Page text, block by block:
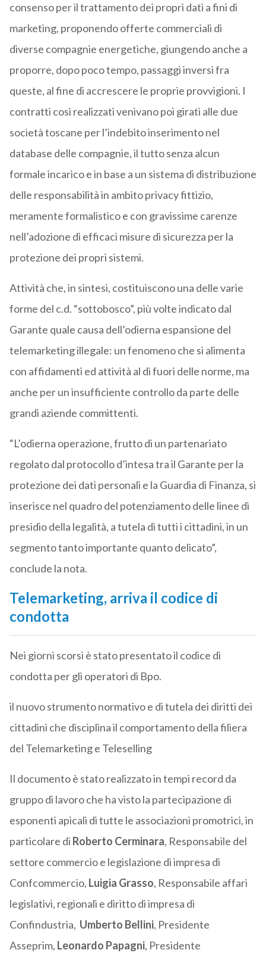
consenso per il trattamento dei propri dati a fini di
marketing, proponendo offerte commerciali di
diverse compagnie energetiche, giungendo anche a
proporre, dopo poco tempo, passaggi inversi fra
queste, al fine di accrescere le proprie provvigioni. I
contratti così realizzati venivano poi girati alle due
società toscane per l’indebito inserimento nel
database delle compagnie, il tutto senza alcun
formale incarico e in base a un sistema di distribuzione
delle responsabilità in ambito privacy fittizio,
meramente formalistico e con gravissime carenze
nell’adozione di efficaci misure di sicurezza per la
protezione dei propri sistemi.
Attività che, in sintesi, costituiscono una delle varie
forme del c.d. “sottobosco”, più volte indicato dal
Garante quale causa dell’odierna espansione del
telemarketing illegale: un fenomeno che si alimenta
con affidamenti ed attività al di fuori delle norme, ma
anche per un insufficiente controllo da parte delle
grandi aziende committenti.
“L’odierna operazione, frutto di un partenariato
regolato dal protocollo d’intesa tra il Garante per la
protezione dei dati personali e la Guardia di Finanza, si
inserisce nel quadro del potenziamento delle linee di
presidio della legalità, a tutela di tutti i cittadini, in un
segmento tanto importante quanto delicato”,
conclude la nota.
Telemarketing, arriva il codice di
condotta
Nei giorni scorsi è stato presentato il codice di
condotta per gli operatori di Bpo.
il nuovo strumento normativo e di tutela dei diritti dei
cittadini che disciplina il comportamento della filiera
del Telemarketing e Teleselling
Il documento è stato realizzato in tempi record da
gruppo di lavoro che ha visto la partecipazione di
esponenti apicali di tutte le associazioni promotrici, in
particolare di Roberto Cerminara, Responsabile del
settore commercio e legislazione di impresa di
Confcommercio, Luigia Grasso, Responsabile affari
legislativi, regionali e diritto di impresa di
Confindustria, Umberto Bellini, Presidente
Asseprim, Leonardo Papagni, Presidente